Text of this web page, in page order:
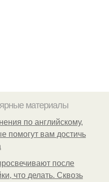
материалы
по английскому,
помогут вам достичь
после
что делать. Сквозь